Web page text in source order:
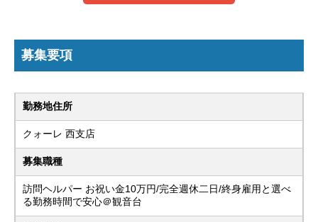
募集要項
勤務地住所
クォーレ 西支店
募集職種
訪問ヘルパー お祝い金10万円/完全週休二日/終身雇用と選べ
る勤務時間で安心＠観音台